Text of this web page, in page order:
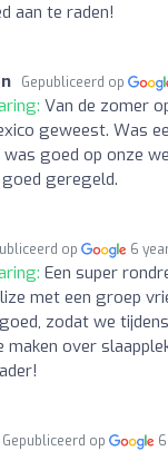
aan te raden!
Gepubliceerd op
Van de zomer
geweest. Was
goed op onze
geregeld.
op 6
Een super
met een groep
zodat we
over
Gepubliceerd op